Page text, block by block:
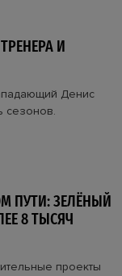
И
Денис
сезонов.
ПУТИ: ЗЕЛЁНЫЙ
8 ТЫСЯЧ
проекты